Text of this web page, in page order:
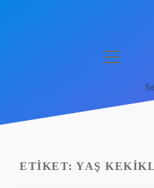
menüyü
ETIKET: YAŞ